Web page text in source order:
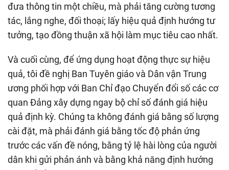
đưa thông tin một chiều, mà phải tăng cường tương
tác, lắng nghe, đối thoại; lấy hiệu quả định hướng tư
tưởng, tạo đồng thuận xã hội làm mục tiêu cao nhất.
Và cuối cùng, để ứng dụng hoạt động thực sự hiệu
quả, tôi đề nghị Ban Tuyên giáo và Dân vận Trung
ương phối hợp với Ban Chỉ đạo Chuyển đổi số các cơ
quan Đảng xây dựng ngay bộ chỉ số đánh giá hiệu
quả định kỳ. Chúng ta không đánh giá bằng số lượng
cài đặt, mà phải đánh giá bằng tốc độ phản ứng
trước các vấn đề nóng, bằng tỷ lệ hài lòng của người
dân khi gửi phản ánh và bằng khả năng định hướng